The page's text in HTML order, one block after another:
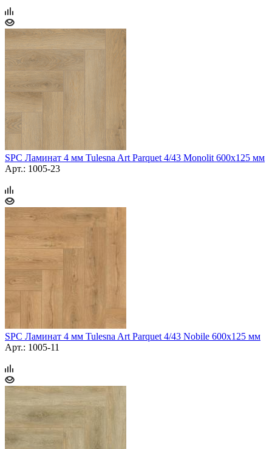
SPC Ламинат 4 мм Tulesna Art Parquet 4/43 Monolit 600х125 мм
Арт.: 1005-23
SPC Ламинат 4 мм Tulesna Art Parquet 4/43 Nobile 600х125 мм
Арт.: 1005-11